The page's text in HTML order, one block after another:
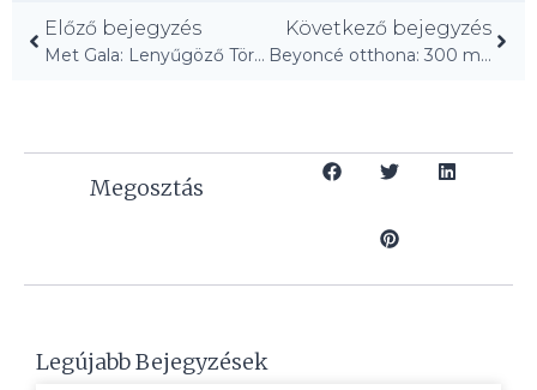
Előző bejegyzés
Met Gala: Lenyűgöző Története 31 Képen!
Következő bejegyzés
Beyoncé otthona: 300 millió dolláros ingatlanbirodalom!
Megosztás
Legújabb Bejegyzések